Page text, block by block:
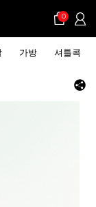
0
가방 셔틀콕